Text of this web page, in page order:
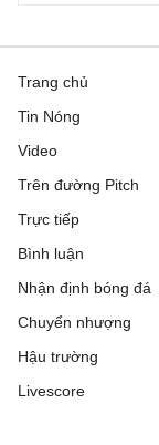
Trang chủ
Tin Nóng
Video
Trên đường Pitch
Trực tiếp
Bình luận
Nhận định bóng đá
Chuyển nhượng
Hậu trường
Livescore